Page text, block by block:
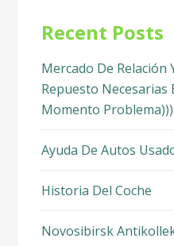
Recent Posts
Mercado De Relación
Repuesto
Momento Problema)))
Ayuda De Autos
Historia Del Coche
Novosibirsk